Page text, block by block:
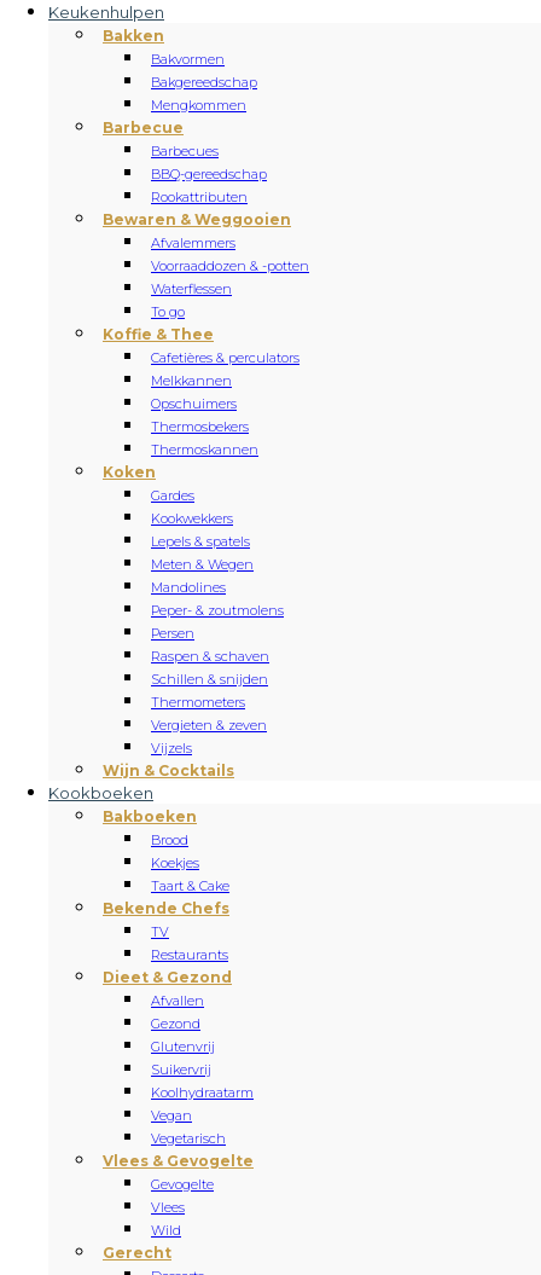
Keukenhulpen
Bakken
Bakvormen
Bakgereedschap
Mengkommen
Barbecue
Barbecues
BBQ-gereedschap
Rookattributen
Bewaren & Weggooien
Afvalemmers
Voorraaddozen & -potten
Waterflessen
To go
Koffie & Thee
Cafetières & perculators
Melkkannen
Opschuimers
Thermosbekers
Thermoskannen
Koken
Gardes
Kookwekkers
Lepels & spatels
Meten & Wegen
Mandolines
Peper- & zoutmolens
Persen
Raspen & schaven
Schillen & snijden
Thermometers
Vergieten & zeven
Vijzels
Wijn & Cocktails
Kookboeken
Bakboeken
Brood
Koekjes
Taart & Cake
Bekende Chefs
TV
Restaurants
Dieet & Gezond
Afvallen
Gezond
Glutenvrij
Suikervrij
Koolhydraatarm
Vegan
Vegetarisch
Vlees & Gevogelte
Gevogelte
Vlees
Wild
Gerecht